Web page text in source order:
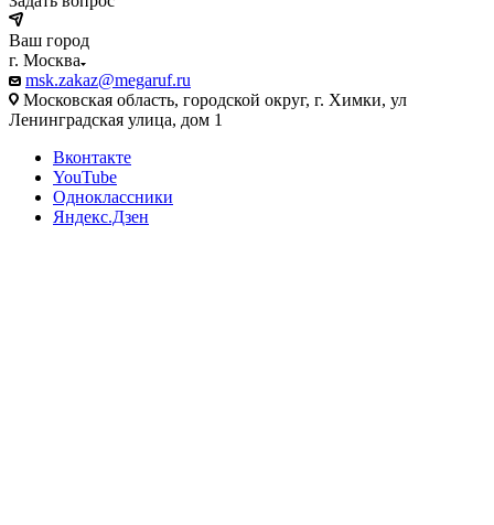
Ваш город
г. Москва
msk.zakaz@megaruf.ru
Московская область, городской округ, г. Химки, ул
Ленинградская улица, дом 1
Вконтакте
YouTube
Одноклассники
Яндекс.Дзен